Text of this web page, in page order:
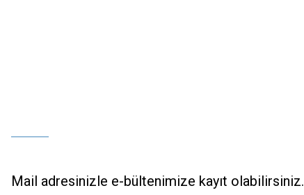
Mail adresinizle e-bültenimize kayıt olabilirsiniz.